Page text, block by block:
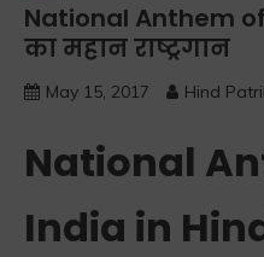
National Anthem
का महान राष्ट्रगान
May 15, 2017 Hind
National
India in